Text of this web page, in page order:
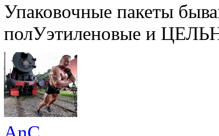
Упаковочные пакеты
полУэтиленовые и